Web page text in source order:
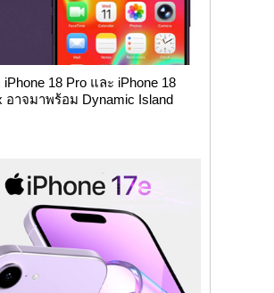
18 Pro และ iPhone 18
อาจมาพร้อม Dynamic Island